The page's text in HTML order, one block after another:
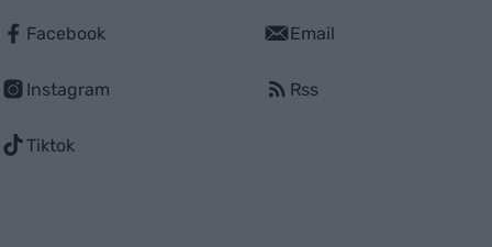
Facebook
Instagram
Tiktok
Email
Rss